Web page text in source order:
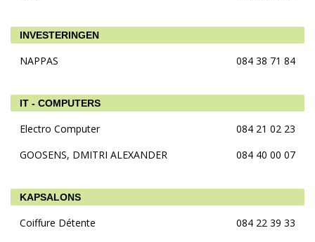
INVESTERINGEN
NAPPAS 084 38 71 84
IT - COMPUTERS
Electro Computer
084 21 02 23
GOOSENS, DMITRI ALEXANDER
084 40 00 07
KAPSALONS
Coiffure Détente 084 22 39 33